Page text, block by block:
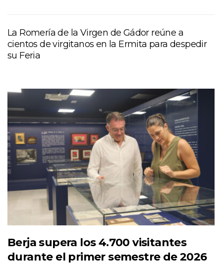
La Romería de la Virgen de Gádor reúne a
cientos de virgitanos en la Ermita para despedir
su Feria
Berja supera los 4.700 visitantes
durante el primer semestre de 2026